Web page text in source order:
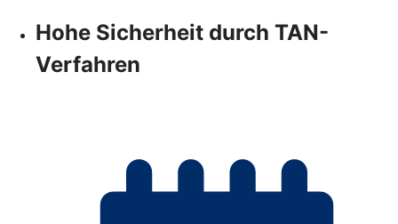
Hohe Sicherheit durch TAN-
Verfahren